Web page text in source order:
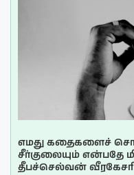
எமது கதைகளைச்
சீர்குலையும் என்பதே
தீபச்செல்வன்